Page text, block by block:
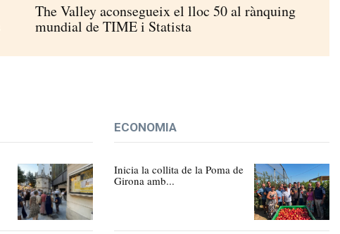
The Valley aconsegueix el lloc 50 al rànquing
mundial de TIME i Statista
ECONOMIA
Inicia la collita de la Poma de
Girona amb...